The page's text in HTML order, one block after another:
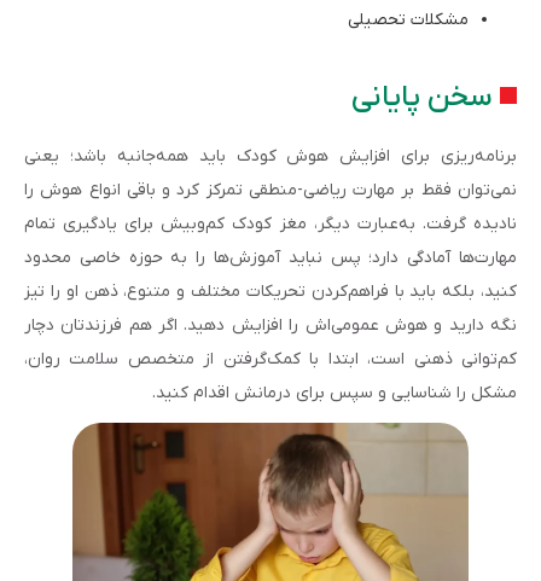
مشکلات تحصیلی
سخن پایانی
برنامه‌ریزی برای افزایش هوش کودک باید همه‌جانبه باشد؛ یعنی
نمی‌توان فقط بر مهارت ریاضی-منطقی تمرکز کرد و باقی انواع هوش را
نادیده‌ گرفت. به‌‌عبارت دیگر، مغز کودک کم‌وبیش برای یادگیری تمام
مهارت‌ها آمادگی دارد؛ پس نباید آموزش‌ها را به حوزه خاصی محدود
کنید، بلکه باید با فراهم‌کردن تحریکات مختلف و متنوع، ذهن او را تیز
نگه دارید و هوش عمومی‌اش را افزایش دهید. اگر هم فرزندتان دچار
کم‌توانی ذهنی است، ابتدا با کمک‌گرفتن از متخصص سلامت روان،
مشکل را شناسایی و سپس برای درمانش اقدام کنید.